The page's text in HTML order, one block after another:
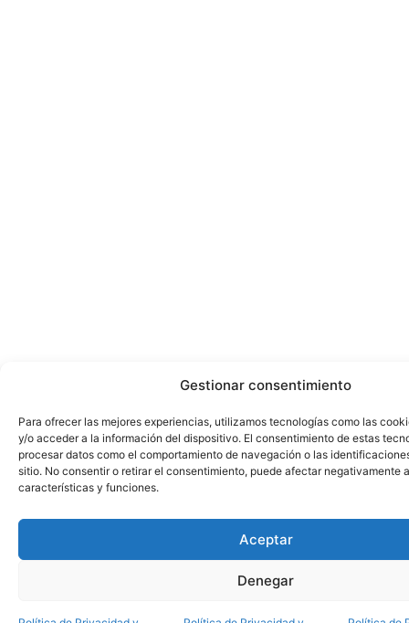
Gestionar consentimiento
Para ofrecer las mejores experiencias, utilizamos tecnologías como las
y/o acceder a la información del dispositivo. El consentimiento de estas
procesar datos como el comportamiento de navegación o las
sitio. No consentir o retirar el consentimiento, puede afectar negativamente
características y funciones.
Aceptar
Denegar